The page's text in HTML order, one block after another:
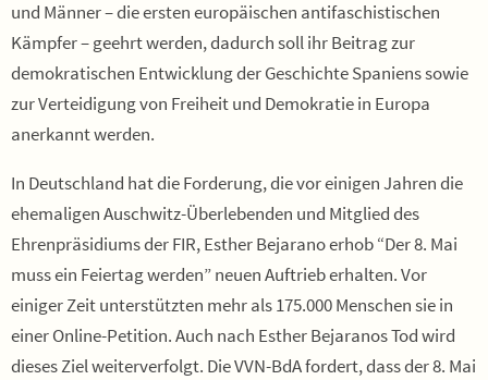
und Männer – die ersten europäischen antifaschistischen
Kämpfer – geehrt werden, dadurch soll ihr Beitrag zur
demokratischen Entwicklung der Geschichte Spaniens sowie
zur Verteidigung von Freiheit und Demokratie in Europa
anerkannt werden.
In Deutschland hat die Forderung, die vor einigen Jahren die
ehemaligen Auschwitz-Überlebenden und Mitglied des
Ehrenpräsidiums der FIR, Esther Bejarano erhob “Der 8. Mai
muss ein Feiertag werden” neuen Auftrieb erhalten. Vor
einiger Zeit unterstützten mehr als 175.000 Menschen sie in
einer Online-Petition. Auch nach Esther Bejaranos Tod wird
dieses Ziel weiterverfolgt. Die VVN-BdA fordert, dass der 8. Mai